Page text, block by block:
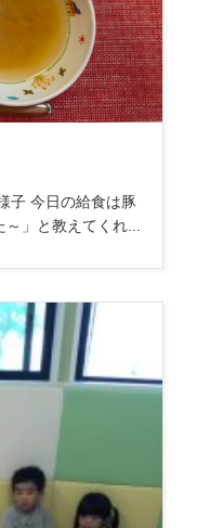
子 今日の給食は豚
～」と教えてくれ...